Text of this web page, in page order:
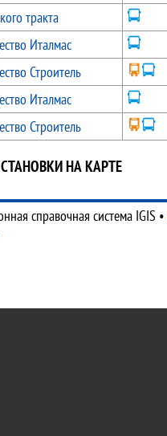
тракта
Италмас
Строитель
Италмас
Строитель
НА КАРТЕ
справочная система IGIS •